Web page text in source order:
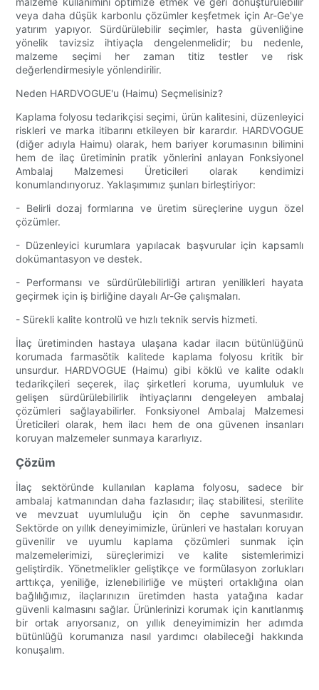
veya daha düşük karbonlu çözümler keşfetmek için Ar-Ge'ye
yatırım yapıyor. Sürdürülebilir seçimler, hasta güvenliğine
yönelik tavizsiz ihtiyaçla dengelenmelidir; bu nedenle,
malzeme seçimi her zaman titiz testler ve risk
değerlendirmesiyle yönlendirilir.
Neden HARDVOGUE'u (Haimu) Seçmelisiniz?
Kaplama folyosu tedarikçisi seçimi, ürün kalitesini, düzenleyici
riskleri ve marka itibarını etkileyen bir karardır. HARDVOGUE
(diğer adıyla Haimu) olarak, hem bariyer korumasının bilimini
hem de ilaç üretiminin pratik yönlerini anlayan Fonksiyonel
Ambalaj Malzemesi Üreticileri olarak kendimizi
konumlandırıyoruz. Yaklaşımımız şunları birleştiriyor:
- Belirli dozaj formlarına ve üretim süreçlerine uygun özel
çözümler.
- Düzenleyici kurumlara yapılacak başvurular için kapsamlı
dokümantasyon ve destek.
- Performansı ve sürdürülebilirliği artıran yenilikleri hayata
geçirmek için iş birliğine dayalı Ar-Ge çalışmaları.
- Sürekli kalite kontrolü ve hızlı teknik servis hizmeti.
İlaç üretiminden hastaya ulaşana kadar ilacın bütünlüğünü
korumada farmasötik kalitede kaplama folyosu kritik bir
unsurdur. HARDVOGUE (Haimu) gibi köklü ve kalite odaklı
tedarikçileri seçerek, ilaç şirketleri koruma, uyumluluk ve
gelişen sürdürülebilirlik ihtiyaçlarını dengeleyen ambalaj
çözümleri sağlayabilirler. Fonksiyonel Ambalaj Malzemesi
Üreticileri olarak, hem ilacı hem de ona güvenen insanları
koruyan malzemeler sunmaya kararlıyız.
Çözüm
İlaç sektöründe kullanılan kaplama folyosu, sadece bir
ambalaj katmanından daha fazlasıdır; ilaç stabilitesi, sterilite
ve mevzuat uyumluluğu için ön cephe savunmasıdır.
Sektörde on yıllık deneyimimizle, ürünleri ve hastaları koruyan
güvenilir ve uyumlu kaplama çözümleri sunmak için
malzemelerimizi, süreçlerimizi ve kalite sistemlerimizi
geliştirdik. Yönetmelikler geliştikçe ve formülasyon zorlukları
arttıkça, yeniliğe, izlenebilirliğe ve müşteri ortaklığına olan
bağlılığımız, ilaçlarınızın üretimden hasta yatağına kadar
güvenli kalmasını sağlar. Ürünlerinizi korumak için kanıtlanmış
bir ortak arıyorsanız, on yıllık deneyimimizin her adımda
bütünlüğü korumanıza nasıl yardımcı olabileceği hakkında
konuşalım.